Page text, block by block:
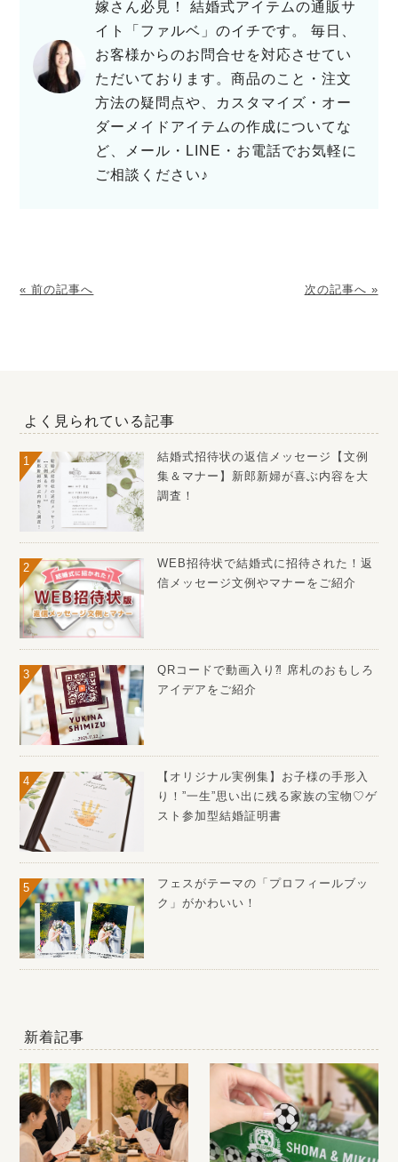
嫁さん必見！ 結婚式アイテムの通販サ
イト「ファルベ」のイチです。 毎日、
お客様からのお問合せを対応させてい
ただいております。商品のこと・注文
方法の疑問点や、カスタマイズ・オー
ダーメイドアイテムの作成についてな
ど、メール・LINE・お電話でお気軽に
ご相談ください♪
« 前の記事へ 次の記事へ »
よく見られている記事
結婚式招待状の返信メッセージ【文例
集＆マナー】新郎新婦が喜ぶ内容を大
調査！
WEB招待状で結婚式に招待された！返
信メッセージ文例やマナーをご紹介
QRコードで動画入り⁈ 席札のおもしろ
アイデアをご紹介
【オリジナル実例集】お子様の手形入
り！”一生”思い出に残る家族の宝物♡ゲ
スト参加型結婚証明書
フェスがテーマの「プロフィールブッ
ク」がかわいい！
新着記事